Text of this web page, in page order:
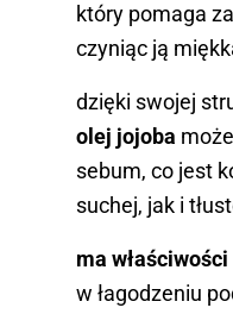
który pomaga
czyniąc ją
dzięki swojej
olej jojoba
sebum, co jest
suchej, jak i
ma
w łagodzeniu